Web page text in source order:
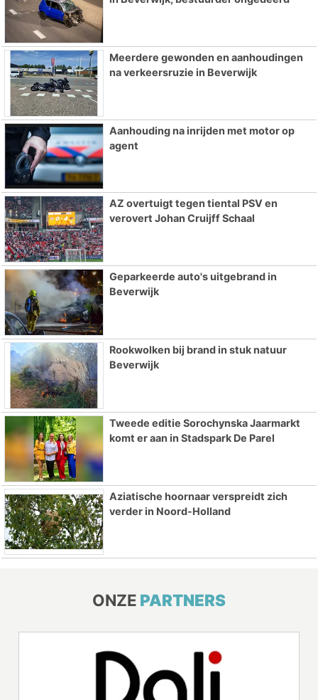
Meerdere gewonden en aanhoudingen
na verkeersruzie in Beverwijk
Aanhouding na inrijden met motor op
agent
AZ overtuigt tegen tiental PSV en
verovert Johan Cruijff Schaal
Geparkeerde auto's uitgebrand in
Beverwijk
Rookwolken bij brand in stuk natuur
Beverwijk
Tweede editie Sorochynska Jaarmarkt
komt er aan in Stadspark De Parel
Aziatische hoornaar verspreidt zich
verder in Noord-Holland
ONZE PARTNERS